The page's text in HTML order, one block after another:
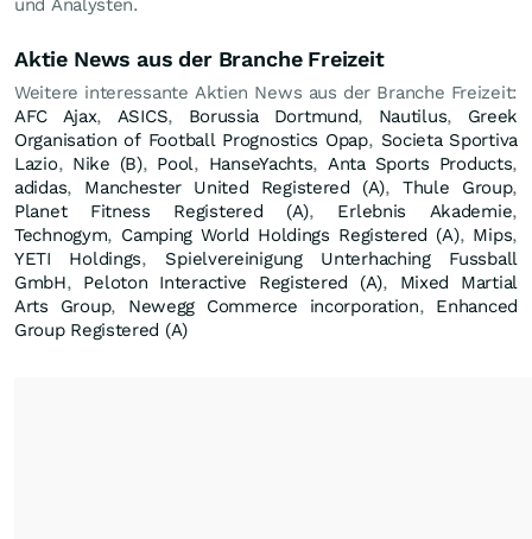
und Analysten.
Aktie News aus der Branche Freizeit
Weitere interessante Aktien News aus der Branche Freizeit:
AFC Ajax, ASICS, Borussia Dortmund, Nautilus, Greek
Organisation of Football Prognostics Opap, Societa Sportiva
Lazio, Nike (B), Pool, HanseYachts,Anta Sports Products,
adidas, Manchester United Registered (A),Thule Group,
Planet Fitness Registered (A), Erlebnis Akademie,
Technogym, Camping World Holdings Registered (A), Mips,
YETI Holdings, Spielvereinigung Unterhaching Fussball
GmbH, Peloton Interactive Registered (A), Mixed Martial
Arts Group, Newegg Commerce incorporation, Enhanced
Group Registered (A)